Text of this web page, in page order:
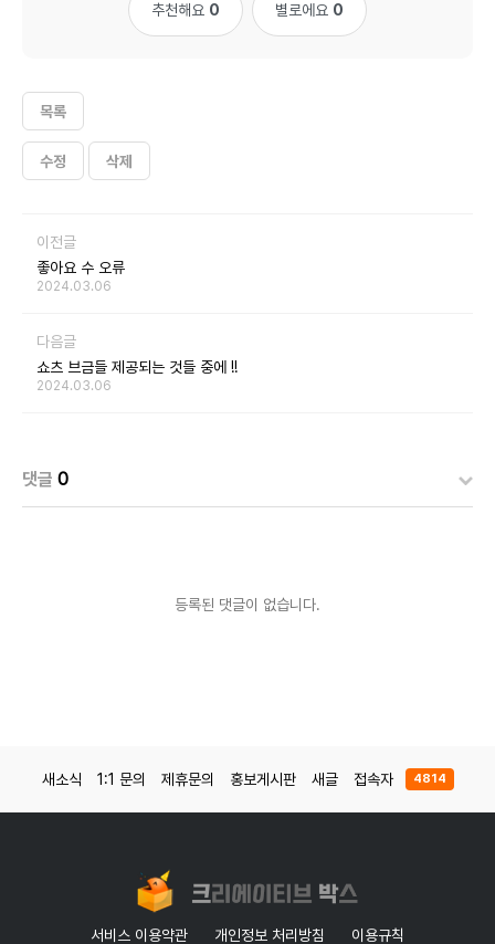
추천해요 0 별로에요 0
목록
수정 삭제
이전글
좋아요 수 오류
2024.03.06
다음글
쇼츠 브금들 제공되는 것들 중에 !!
2024.03.06
댓글 0
등록된 댓글이 없습니다.
새소식 1:1 문의 제휴문의 홍보게시판 새글 접속자 4814
서비스 이용약관 개인정보 처리방침 이용규칙